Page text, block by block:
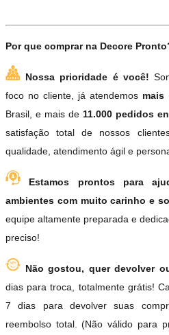
Por que comprar na Decore
Nossa prioridade é você!
foco no cliente, já atendemos mais
Brasil, e mais de 11.000 pedidos
satisfação total de nossos
qualidade, atendimento ágil e
Estamos prontos para
ambientes com muito carinho e
equipe altamente preparada e
preciso!
Não gostou, quer devolver
dias para troca, totalmente grátis!
7 dias para devolver suas
reembolso total. (Não válido para